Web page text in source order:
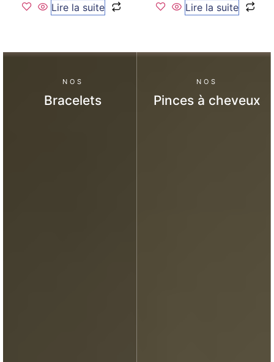
Lire la suite Lire la suite
NOS
Bracelets
NOS
Pinces à cheveux